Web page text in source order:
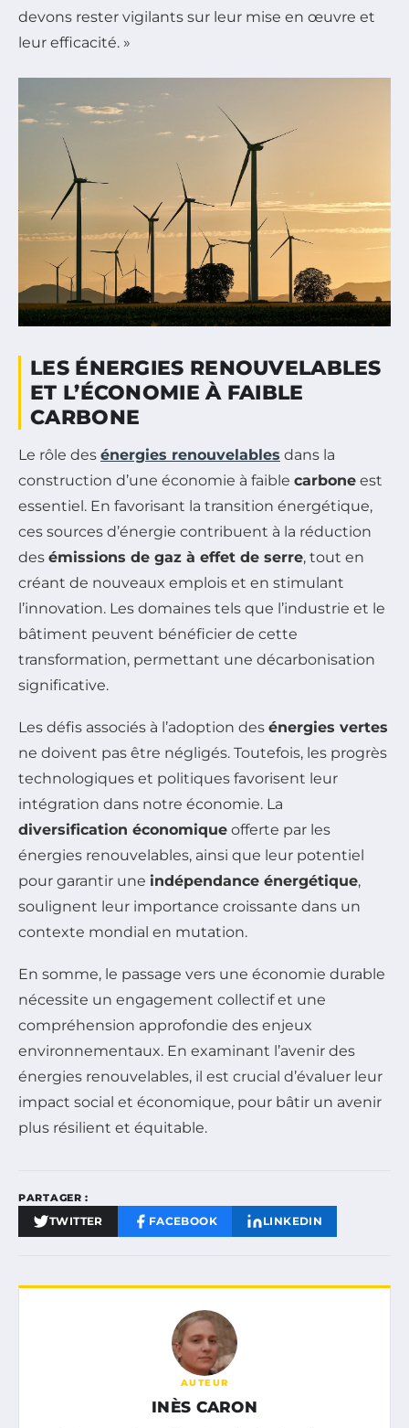
devons rester vigilants sur leur mise en œuvre et
leur efficacité. »
LES ÉNERGIES RENOUVELABLES
ET L’ÉCONOMIE À FAIBLE
CARBONE
Le rôle des énergies renouvelables dans la
construction d’une économie à faible carbone est
essentiel. En favorisant la transition énergétique,
ces sources d’énergie contribuent à la réduction
des émissions de gaz à effet de serre, tout en
créant de nouveaux emplois et en stimulant
l’innovation. Les domaines tels que l’industrie et le
bâtiment peuvent bénéficier de cette
transformation, permettant une décarbonisation
significative.
Les défis associés à l’adoption des énergies vertes
ne doivent pas être négligés. Toutefois, les progrès
technologiques et politiques favorisent leur
intégration dans notre économie. La
diversification économique offerte par les
énergies renouvelables, ainsi que leur potentiel
pour garantir une indépendance énergétique,
soulignent leur importance croissante dans un
contexte mondial en mutation.
En somme, le passage vers une économie durable
nécessite un engagement collectif et une
compréhension approfondie des enjeux
environnementaux. En examinant l’avenir des
énergies renouvelables, il est crucial d’évaluer leur
impact social et économique, pour bâtir un avenir
plus résilient et équitable.
PARTAGER :
TWITTER FACEBOOK LINKEDIN
AUTEUR
INÈS CARON